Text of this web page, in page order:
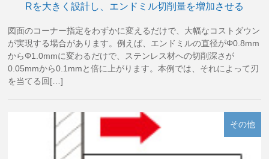
Rを大きく設計し、エンドミル切削量を増加させる
図面のコーナー指定をわずかに変えるだけで、大幅なコストダウン
が実現する場合があります。例えば、エンドミルの直径がΦ0.8mm
からΦ1.0mmに変わるだけで、ステンレス材への切削深さが
0.05mmから0.1mmと倍に上がります。本例では、それによって刃
を当てる回[…]
その他